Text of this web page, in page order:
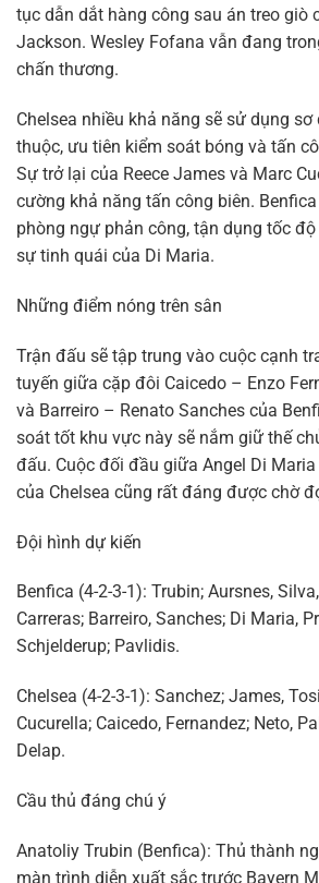
tục dẫn dắt hàng công sau án treo giò
Jackson. Wesley Fofana vẫn đang
chấn thương.
Chelsea nhiều khả năng sẽ sử dụng sơ
thuộc, ưu tiên kiểm soát bóng và tấn
Sự trở lại của Reece James và Marc
cường khả năng tấn công biên.
phòng ngự phản công, tận dụng tốc
sự tinh quái của Di Maria.
Những điểm nóng trên sân
Trận đấu sẽ tập trung vào cuộc cạnh
tuyến giữa cặp đôi Caicedo – Enzo
và Barreiro – Renato Sanches của
soát tốt khu vực này sẽ nắm giữ thế
đấu. Cuộc đối đầu giữa Angel Di
của Chelsea cũng rất đáng được chờ
Đội hình dự kiến
Benfica (4-2-3-1): Trubin; Aursnes,
Carreras; Barreiro, Sanches; Di Maria,
Schjelderup; Pavlidis.
Chelsea (4-2-3-1): Sanchez; James,
Cucurella; Caicedo, Fernandez; Neto,
Delap.
Cầu thủ đáng chú ý
Anatoliy Trubin (Benfica): Thủ thành
màn trình diễn xuất sắc trước Bayern